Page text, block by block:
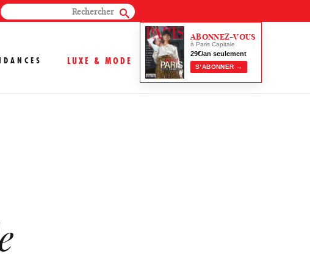
LUXE & MODE
ABONNEZ-VOUS
à Paris Capitale
29€/an seulement
S’ABONNER →